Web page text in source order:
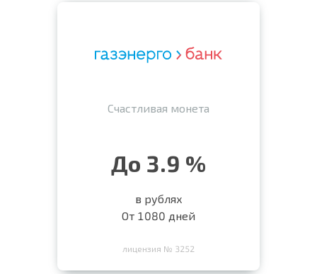
Счастливая монета
До 3.9 %
в рублях
От 1080 дней
лицензия № 3252